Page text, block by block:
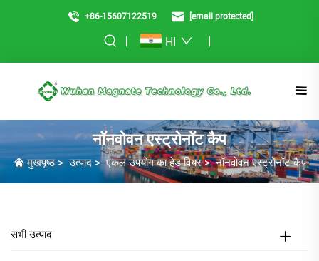
+86-15607122519 [email protected]
HI
नॉनवोवन एस्ट्रोनॉट कैप
मुखपृष्ठ>उत्पाद>एकल उपयोग का हेड वियर>नॉनवोवन एस्ट्रोनॉट कैप
सभी उत्पाद